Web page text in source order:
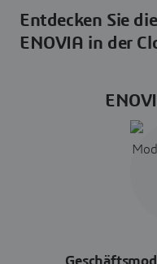
Entdecken Sie
ENOVIA in der